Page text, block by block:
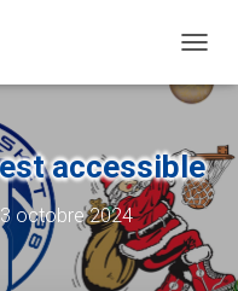
accessible
octobre 2024